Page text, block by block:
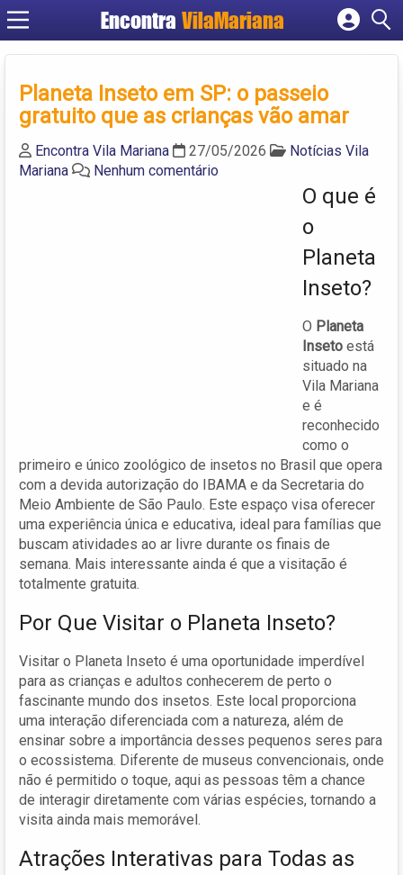
EncontraVilaMariana
Cadastrar empresa
Criar conta
Planeta Inseto em SP: o passeio
gratuito que as crianças vão amar
Encontra Vila Mariana 27/05/2026
Notícias Vila
Mariana
Nenhum comentário
O que é
o
Planeta
Inseto?
O Planeta
Inseto está
situado na
Vila Mariana
e é
reconhecido
como o
primeiro e único zoológico de insetos no Brasil que opera
com a devida autorização do IBAMA e da Secretaria do
Meio Ambiente de São Paulo. Este espaço visa oferecer
uma experiência única e educativa, ideal para famílias que
buscam atividades ao ar livre durante os finais de
semana. Mais interessante ainda é que a visitação é
totalmente gratuita.
Por Que Visitar o Planeta Inseto?
Visitar o Planeta Inseto é uma oportunidade imperdível
para as crianças e adultos conhecerem de perto o
fascinante mundo dos insetos. Este local proporciona
uma interação diferenciada com a natureza, além de
ensinar sobre a importância desses pequenos seres para
o ecossistema. Diferente de museus convencionais, onde
não é permitido o toque, aqui as pessoas têm a chance
de interagir diretamente com várias espécies, tornando a
visita ainda mais memorável.
Atrações Interativas para Todas as